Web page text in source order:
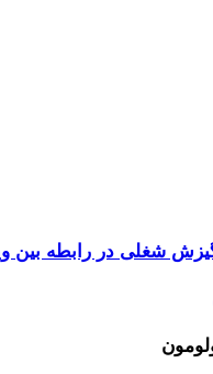
شغلی در رابطه